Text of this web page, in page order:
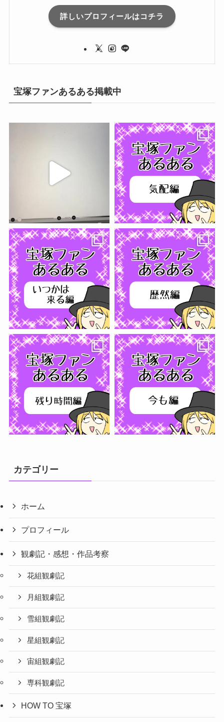
詳しいプロフィールはコチラ
宝塚ファンあるある掲載中
カテゴリー
ホーム
プロフィール
観劇記・感想・作品考察
花組観劇記
月組観劇記
雪組観劇記
星組観劇記
宙組観劇記
専科観劇記
HOW TO 宝塚